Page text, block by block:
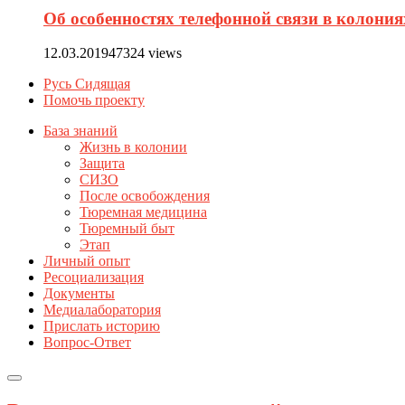
Об особенностях телефонной связи в
12.03.201947324 views
Русь Сидящая
Помочь проекту
База знаний
Жизнь в колонии
Защита
СИЗО
После освобождения
Тюремная медицина
Тюремный быт
Этап
Личный опыт
Ресоциализация
Документы
Медиалаборатория
Прислать историю
Вопрос-Ответ